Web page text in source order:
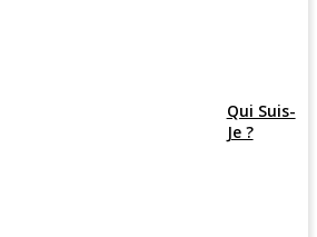
Qui Suis-
Je ?